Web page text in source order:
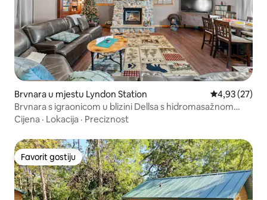
Brvnara u mjestu Lyndon Station Prosječna
4,93 (27)
Brvnara s igraonicom u blizini Dellsa s hidromasažnom
kadom
Cijena · Lokacija · Preciznost
Favorit gostiju
Favorit gostiju